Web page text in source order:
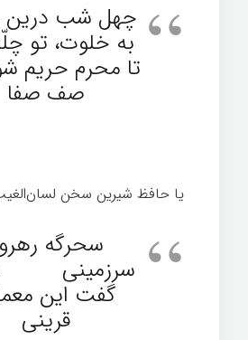
چهل شب درین
به خلوت، تو
تا محرم حریم
صف صفا
یا حافظ شیرین سخن
سحرگه
سرزمینی
گفت این
قرینی